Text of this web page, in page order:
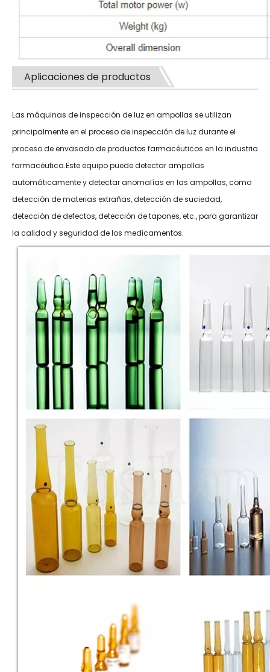
Aplicaciones de productos
Las máquinas de inspección de luz en ampollas se utilizan
principalmente en el proceso de inspección de luz durante el
proceso de envasado de productos farmacéuticos en la industria
farmacéutica.Este equipo puede detectar ampollas
automáticamente y detectar anomalías en las ampollas, como
detección de materias extrañas, detección de suciedad,
detección de defectos, detección de tapones, etc., para garantizar
la calidad y seguridad de los medicamentos.